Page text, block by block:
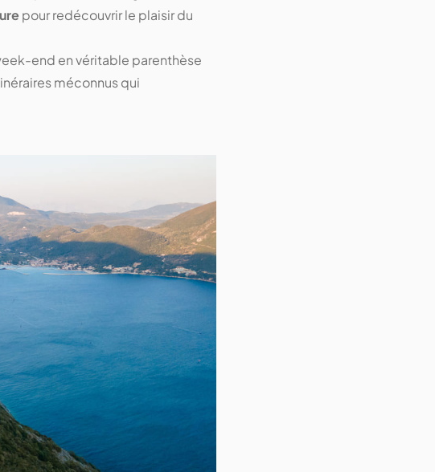
pour redécouvrir le plaisir du
end en véritable parenthèse
méconnus qui